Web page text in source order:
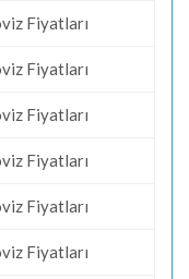
Fiyatları
Fiyatları
Fiyatları
Fiyatları
Fiyatları
Fiyatları